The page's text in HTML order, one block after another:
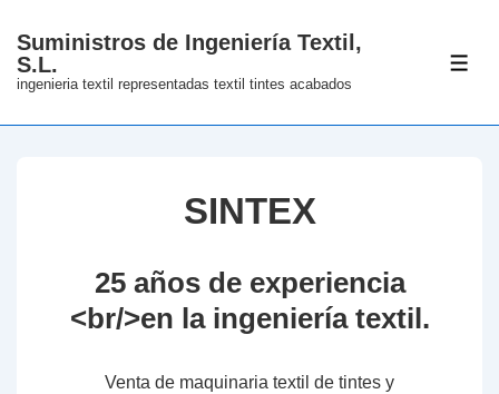
SkipSuministros de Ingeniería Textil,
S.L.
ingenieria textil representadas textil tintes acabados
SINTEX
25 años de experiencia
<br/>en la ingeniería textil.
Venta de maquinaria textil de tintes y